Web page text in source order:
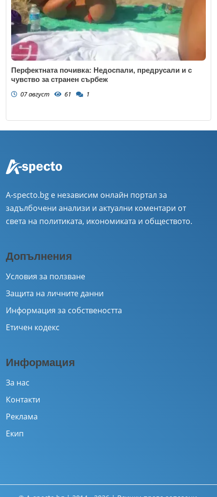
Перфектната почивка: Недоспали, предрусали и с
чувство за странен сърбеж
07 август 61 1
A-specto.bg е независим онлайн портал за
задълбочени анализи и актуални коментари от
света на политиката, икономиката и обществото.
Допълнения
Условия за ползване
Защита на личните данни
Информация за собствеността
Етичен кодекс
Информация
За нас
Контакти
Реклама
Екип